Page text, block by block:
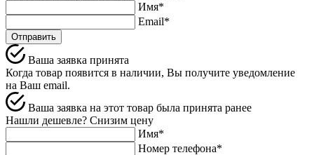
Имя*
Email*
Отправить
Ваша заявка принята
Когда товар появится в наличии, Вы получите уведомление
на Ваш email.
Ваша заявка на этот товар была принята ранее
Нашли дешевле? Снизим цену
Имя*
Номер телефона*